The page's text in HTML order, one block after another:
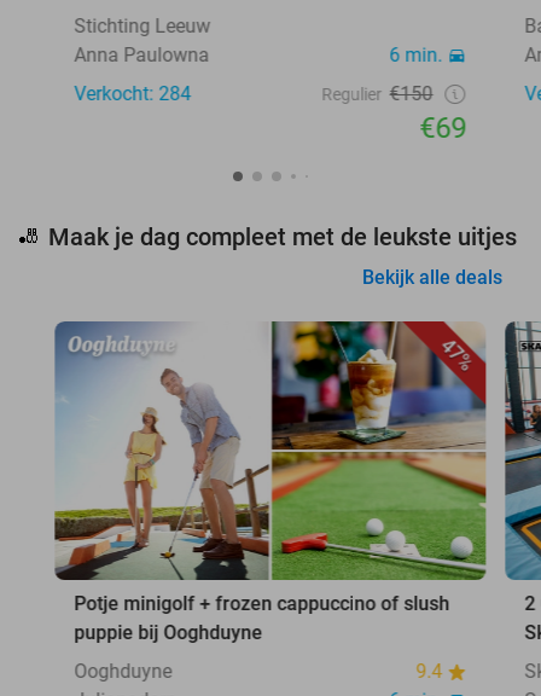
Stichting Leeuw
Anna Paulowna
6 min.
Verkocht: 284
Regulier €150
€69
🎳 Maak je dag compleet met de leukste uitjes
Bekijk alle deals
47%
Potje minigolf + frozen cappuccino of slush
puppie bij Ooghduyne
Ooghduyne
9.4
2